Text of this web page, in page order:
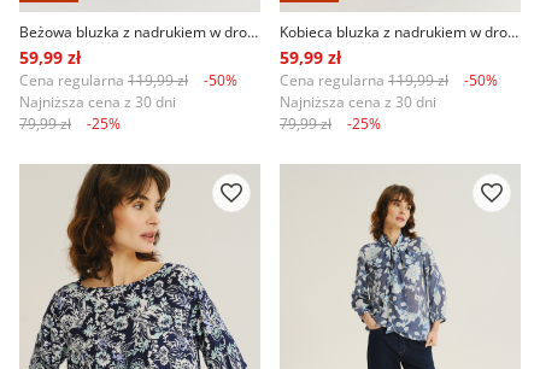
Beżowa bluzka z nadrukiem w drobne kwiaty
59,99 zł
Cena regularna 119,99 zł
-50%
Najniższa cena z 30 dni
79,99 zł
-25%
Kobieca bluzka z nadrukiem w drobne kwiaty
59,99 zł
Cena regularna 119,99 zł
-50%
Najniższa cena z 30 dni
79,99 zł
-25%